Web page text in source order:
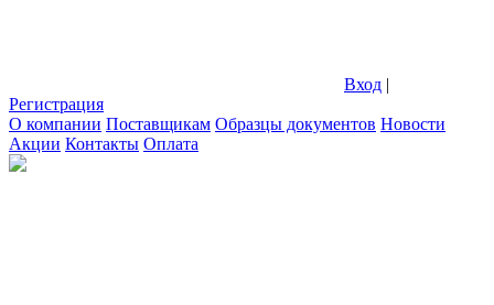
Вход |
Регистрация
О компании Поставщикам Образцы документов Новости
Акции Контакты Оплата